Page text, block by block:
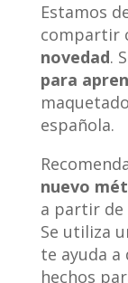
Estamos
compartir
novedad.
para
española.
nuevo
a partir de
Se utiliza
te ayuda a
hechos